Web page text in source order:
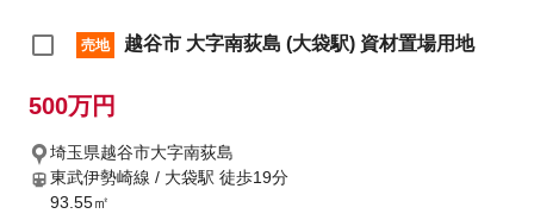
売地 越谷市 大字南荻島 (大袋駅) 資材置場用地
500万円
埼玉県越谷市大字南荻島
東武伊勢崎線 / 大袋駅 徒歩19分
93.55㎡